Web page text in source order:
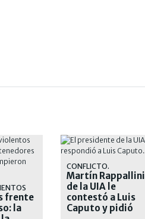
frente
la
CONFLICTO.
Martín Rappallini
de la UIA le
contestó a Luis
Caputo y pidió